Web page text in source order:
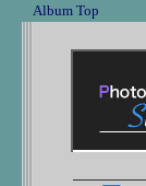
Album Top